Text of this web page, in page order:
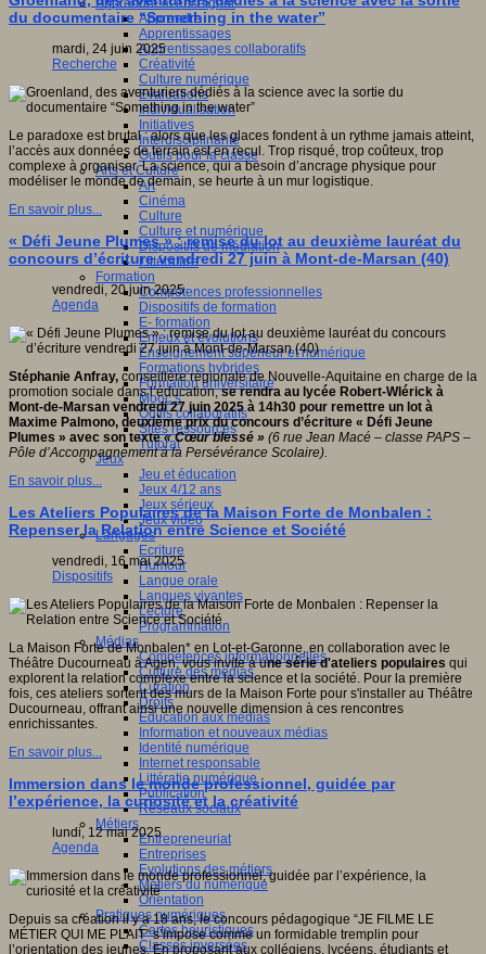
Apprendre et enseigner
Apprendre
Apprentissages
Apprentissages collaboratifs
Créativité
Culture numérique
Evaluations
Individualisation
Initiatives
Interdisciplinarité
Outils pour la classe
Arts et Culture
Art
Cinéma
Culture
Culture et numérique
Dispositifs de médiation
Littérature
Formation
Compétences professionnelles
Dispositifs de formation
E- formation
Enjeux et évolutions
Enseignement supérieur et numérique
Formations hybrides
Formation universitaire
Mooc’s
Outils collaboratifs
Sites ressources
Tutorat
Jeux
Jeu et éducation
Jeux 4/12 ans
Jeux sérieux
Jeux vidéo
Langages
Ecriture
Humour
Langue orale
Langues vivantes
Lecture
Programmation
Médias
Compétences informationnelles
Culture des médias
Curation
Droits
Education aux médias
Information et nouveaux médias
Identité numérique
Internet responsable
Littératie numérique
Publication
Réseaux sociaux
Métiers
Entrepreneuriat
Entreprises
Evolutions des métiers
Métiers du numérique
Orientation
Pratiques numériques
Cartes heuristiques
Classes inversées
du documentaire “Something in the water”
mardi, 24 juin 2025
Recherche
Le paradoxe est brutal : alors que les glaces fondent à un rythme jamais atteint,
l’accès aux données de terrain est en recul. Trop risqué, trop coûteux, trop
complexe à organiser. La science, qui a besoin d’ancrage physique pour
modéliser le monde de demain, se heurte à un mur logistique.
En savoir plus...
« Défi Jeune Plumes » : remise du lot au deuxième lauréat du
concours d’écriture vendredi 27 juin à Mont-de-Marsan (40)
vendredi, 20 juin 2025
Agenda
Stéphanie Anfray, conseillère régionale de Nouvelle-Aquitaine en charge de la
promotion sociale dans l’éducation,se rendra au lycée Robert-Wlérick à
Mont-de-Marsan vendredi 27 juin 2025 à 14h30 pour remettre un lot à
Maxime Palmono, deuxième prix du concours d’écriture « Défi Jeune
Plumes » avec son texte« Cœur blessé » (6 rue Jean Macé – classe PAPS –
Pôle d’Accompagnement à la Persévérance Scolaire).
En savoir plus...
Les Ateliers Populaires de la Maison Forte de Monbalen :
Repenser la Relation entre Science et Société
vendredi, 16 mai 2025
Dispositifs
La Maison Forte de Monbalen* en Lot-et-Garonne, en collaboration avec le
Théâtre Ducourneau à Agen, vous invite à une série d'ateliers populaires qui
explorent la relation complexe entre la science et la société. Pour la première
fois, ces ateliers sortent des murs de la Maison Forte pour s'installer au Théâtre
Ducourneau, offrant ainsi une nouvelle dimension à ces rencontres
enrichissantes.
En savoir plus...
Immersion dans le monde professionnel, guidée par
l’expérience, la curiosité et la créativité
lundi, 12 mai 2025
Agenda
Depuis sa création il y a 18 ans, le concours pédagogique “JE FILME LE
MÉTIER QUI ME PLAIT” s’impose comme un formidable tremplin pour
l’orientation des jeunes. En proposant aux collégiens, lycéens, étudiants et